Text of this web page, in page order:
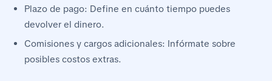
Plazo de pago: Define en cuánto tiempo puedes
devolver el dinero.
Comisiones y cargos adicionales: Infórmate sobre
posibles costos extras.